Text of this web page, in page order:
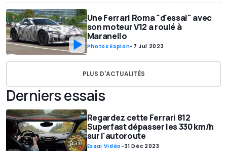
Une Ferrari Roma "d'essai" avec
son moteur V12 a roulé à
Maranello
Photos Espion- 7 Jul 2023
PLUS D'ACTUALITÉS
Derniers essais
Regardez cette Ferrari 812
Superfast dépasser les 330 km/h
sur l'autoroute
Essai Vidéo -31 Déc 2023